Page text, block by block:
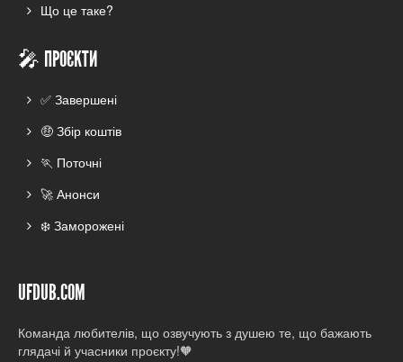
Що це таке?
🎤 ПРОЄКТИ
✅ Завершені
🤑 Збір коштів
🏃 Поточні
🚀 Анонси
❄️ Заморожені
UFDUB.COM
Команда любителів, що озвучують з душею те, що бажають
глядачі й учасники проєкту!🧡